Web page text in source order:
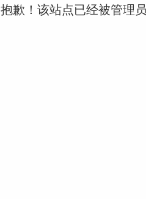
抱歉！该站点已经被管理